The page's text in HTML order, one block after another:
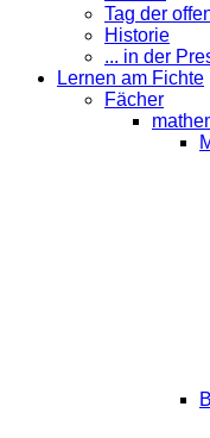
Tag der
Historie
... in der
Lernen am Fichte
Fächer